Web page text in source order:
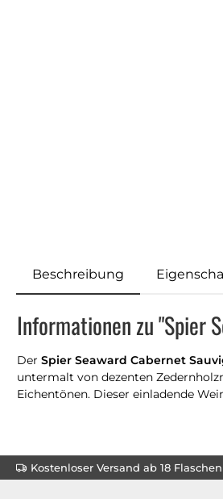
Beschreibung
Informationen zu "Spier
Der Spier Seaward Cabernet
untermalt von dezenten
Eichentönen. Dieser einladende
Kostenloser Versand ab 18